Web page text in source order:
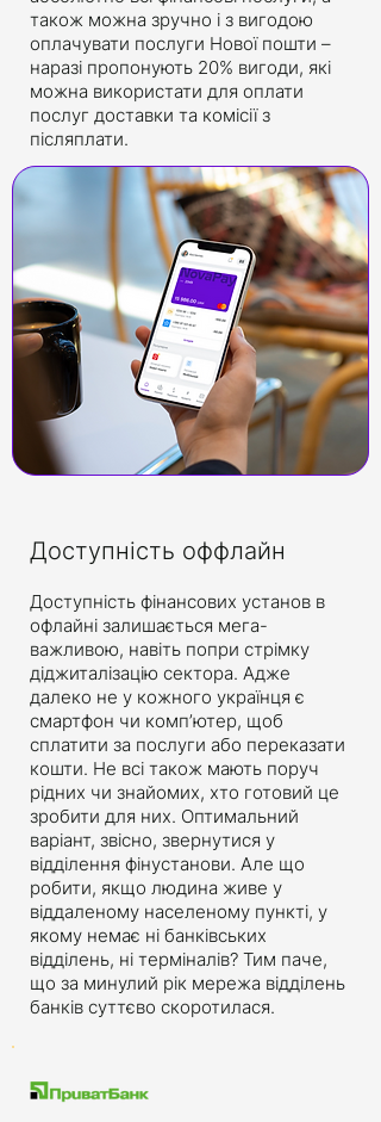
також можна зручно і з вигодою
оплачувати послуги Нової пошти –
наразі пропонують 20% вигоди, які
можна використати для оплати
послуг доставки та комісії з
післяплати.
Доступність оффлайн
Доступність фінансових установ в
офлайні залишається мега-
важливою, навіть попри стрімку
діджиталізацію сектора. Адже
далеко не у кожного українця є
смартфон чи комп’ютер, щоб
сплатити за послуги або переказати
кошти. Не всі також мають поруч
рідних чи знайомих, хто готовий це
зробити для них. Оптимальний
варіант, звісно, звернутися у
відділення фінустанови. Але що
робити, якщо людина живе у
віддаленому населеному пункті, у
якому немає ні банківських
відділень, ні терміналів? Тим паче,
що за минулий рік мережа відділень
банків суттєво скоротилася.